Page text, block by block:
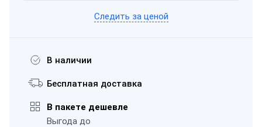
Следить за ценой
В наличии
Бесплатная доставка
В пакете дешевле
Выгода до